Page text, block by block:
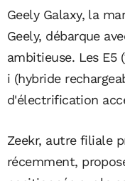
Geely Galaxy, la
Geely, débarque
ambitieuse. Les E5
i (hybride
d'électrification
Zeekr, autre filiale
récemment,